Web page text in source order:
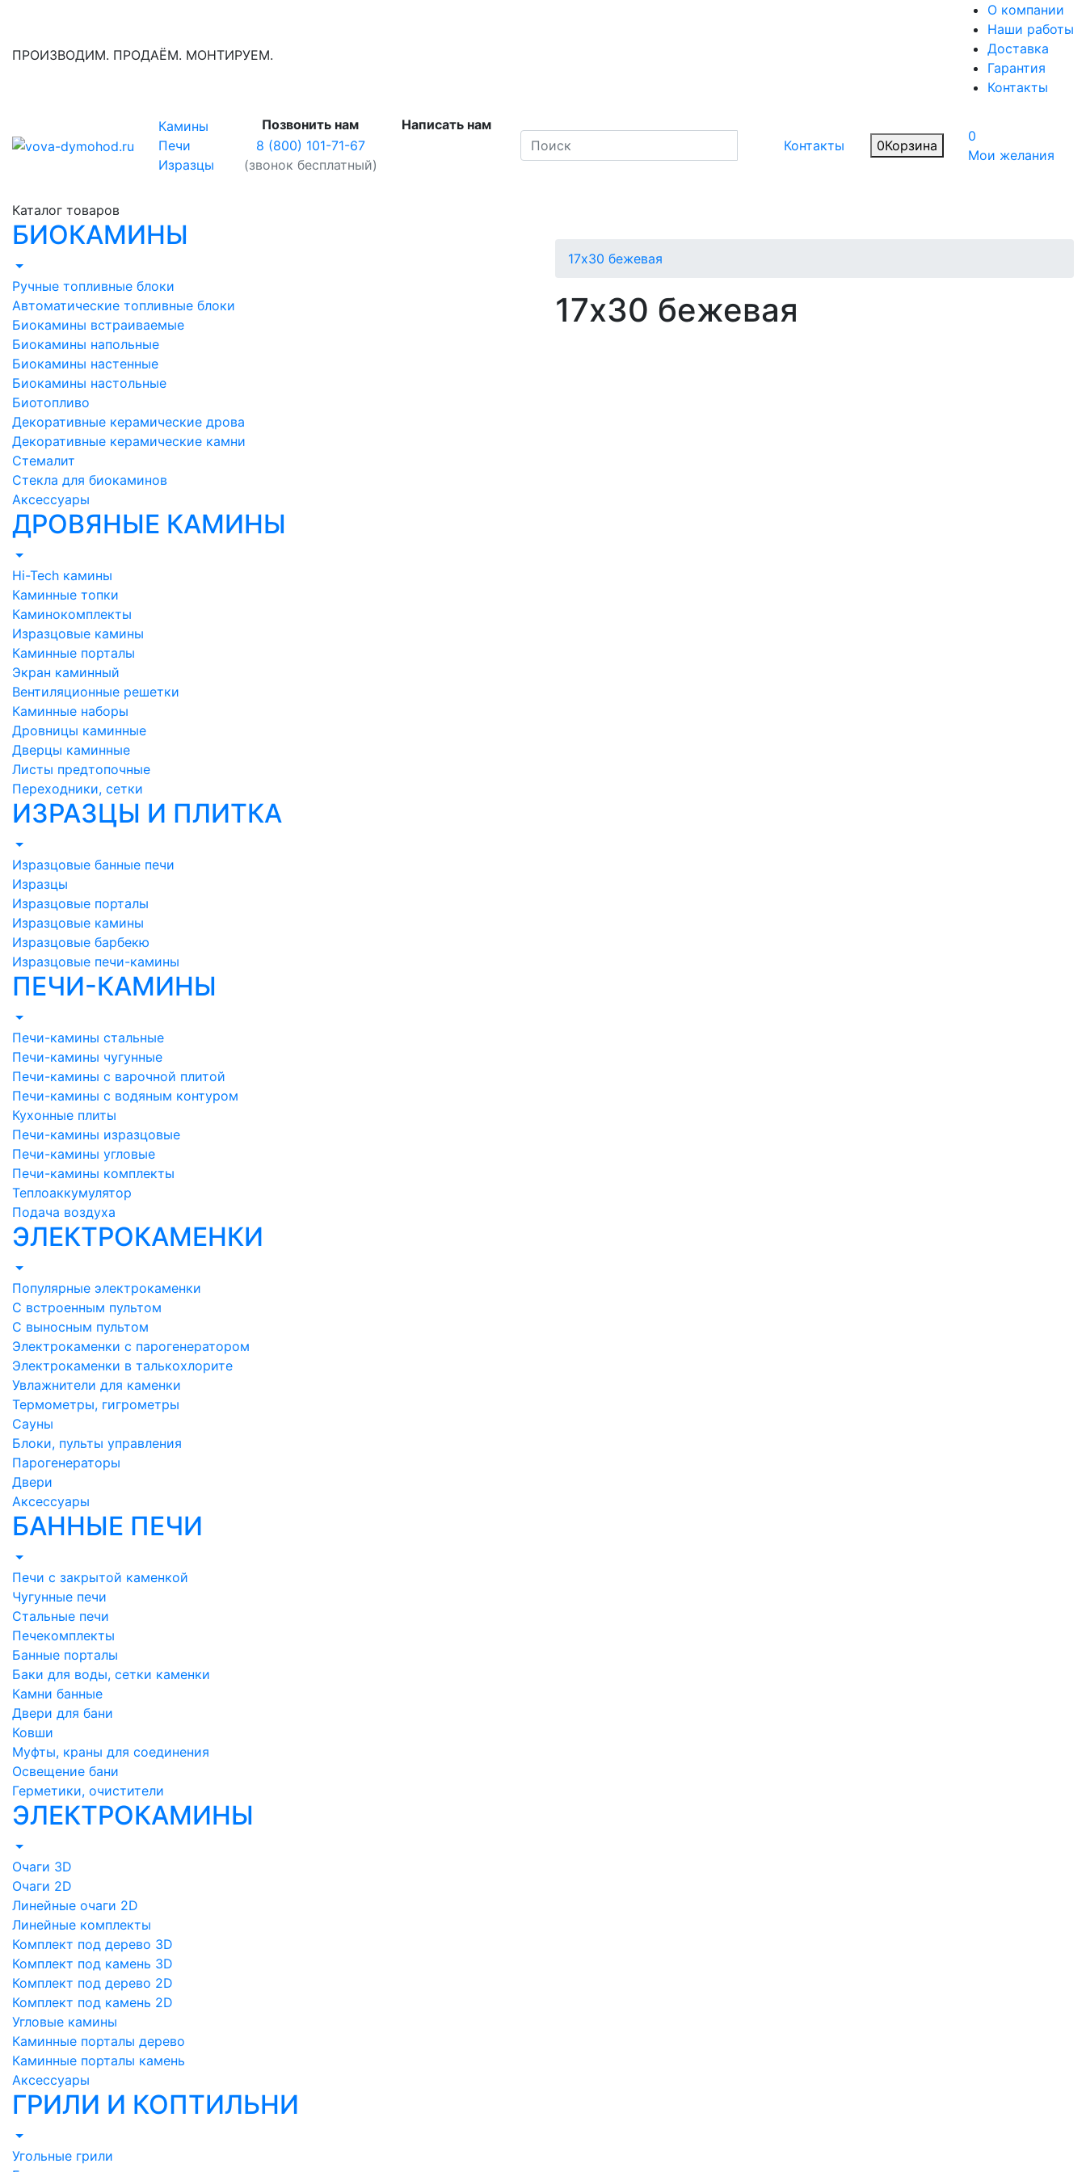
ПРОИЗВОДИМ. ПРОДАЁМ. МОНТИРУЕМ.
О компании
Наши работы
Доставка
Гарантия
Контакты
Камины
Печи
Изразцы
Позвонить нам
8 (800) 101-71-67
(звонок бесплатный)
Написать нам
Контакты
0Корзина
0
Мои желания
Каталог товаров
БИОКАМИНЫ
Ручные топливные блоки
Автоматические топливные блоки
Биокамины встраиваемые
Биокамины напольные
Биокамины настенные
Биокамины настольные
Биотопливо
Декоративные керамические дрова
Декоративные керамические камни
Стемалит
Стекла для биокаминов
Аксессуары
ДРОВЯНЫЕ КАМИНЫ
Hi-Tech камины
Каминные топки
Каминокомплекты
Изразцовые камины
Каминные порталы
Экран каминный
Вентиляционные решетки
Каминные наборы
Дровницы каминные
Дверцы каминные
Листы предтопочные
Переходники, сетки
ИЗРАЗЦЫ И ПЛИТКА
Изразцовые банные печи
Изразцы
Изразцовые порталы
Изразцовые камины
Изразцовые барбекю
Изразцовые печи-камины
ПЕЧИ-КАМИНЫ
Печи-камины стальные
Печи-камины чугунные
Печи-камины с варочной плитой
Печи-камины с водяным контуром
Кухонные плиты
Печи-камины изразцовые
Печи-камины угловые
Печи-камины комплекты
Теплоаккумулятор
Подача воздуха
ЭЛЕКТРОКАМЕНКИ
Популярные электрокаменки
С встроенным пультом
С выносным пультом
Электрокаменки с парогенератором
Электрокаменки в талькохлорите
Увлажнители для каменки
Термометры, гигрометры
Сауны
Блоки, пульты управления
Парогенераторы
Двери
Аксессуары
БАННЫЕ ПЕЧИ
Печи с закрытой каменкой
Чугунные печи
Стальные печи
Печекомплекты
Банные порталы
Баки для воды, сетки каменки
Камни банные
Двери для бани
Ковши
Муфты, краны для соединения
Освещение бани
Герметики, очистители
ЭЛЕКТРОКАМИНЫ
Очаги 3D
Очаги 2D
Линейные очаги 2D
Линейные комплекты
Комплект под дерево 3D
Комплект под камень 3D
Комплект под дерево 2D
Комплект под камень 2D
Угловые камины
Каминные порталы дерево
Каминные порталы камень
Аксессуары
ГРИЛИ И КОПТИЛЬНИ
Угольные грили
17х30 бежевая
17х30 бежевая